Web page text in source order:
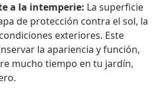
a la intemperie: La superficie
de protección contra el sol, la
exteriores. Este
la apariencia y función,
mucho tiempo en tu jardín,